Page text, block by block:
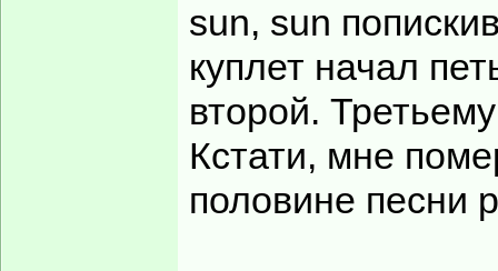
sun, sun
куплет начал
второй.
Кстати, мне
половине песни